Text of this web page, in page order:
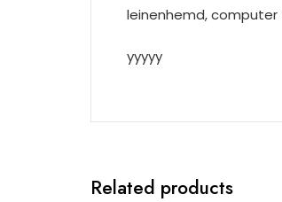
leinenhemd, computer
yyyyy
Related products